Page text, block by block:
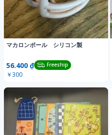
マカロンボール シリコン製
56.400 ₫ Freeship
￥300